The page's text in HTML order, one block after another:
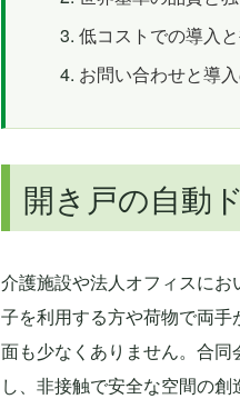
低コストでの導入
お問い合わせと導
開き戸の自動
介護施設や法人オフィスに
子を利用する方や荷物で両
面も少なくありません。合
し、非接触で安全な空間の創